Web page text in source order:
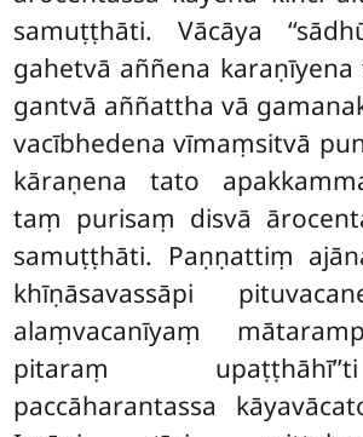
samuṭṭhāti. Vācāya
gahetvā aññena karaṇīyena
gantvā aññattha vā
vacībhedena vīmaṃsitvā
kāraṇena tato
taṃ purisaṃ disvā
samuṭṭhāti. Paṇṇattiṃ
khīṇāsavassāpi
alaṃvacanīyaṃ
pitaraṃ
paccāharantassa